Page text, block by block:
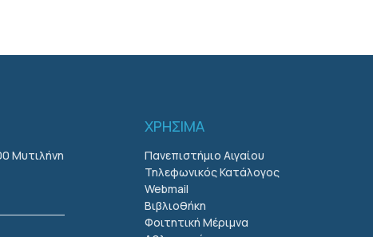
Μυτιλήνη
ΧΡΗΣΙΜΑ
Πανεπιστήμιο Αιγαίου
Τηλεφωνικός Κατάλογος
Webmail
Βιβλιοθήκη
Φοιτητική Μέριμνα